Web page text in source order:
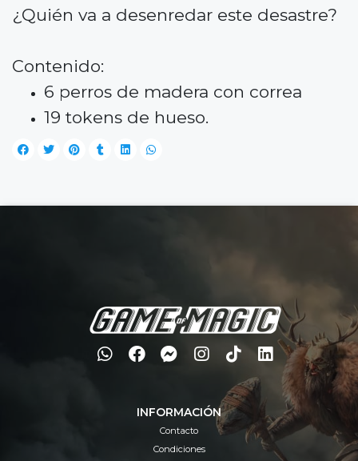
¿Quién va a desenredar este desastre?
Contenido:
6 perros de madera con correa
19 tokens de hueso.
INFORMACIÓN
Contacto
Condiciones